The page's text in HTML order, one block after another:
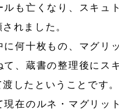
も亡くなり、スキュ
れました。
何十枚もの、マグリ
、蔵書の整理後にス
したということです。
在のルネ・マグリッ